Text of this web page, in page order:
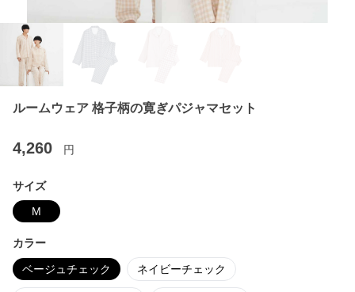
ルームウェア 格子柄の寛ぎパジャマセット
4,260 円
サイズ
M
カラー
ベージュチェック ネイビーチェック